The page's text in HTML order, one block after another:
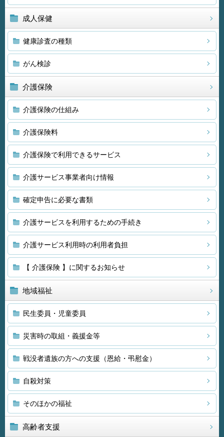
成人保健
健康診査の種類
がん検診
介護保険
介護保険の仕組み
介護保険料
介護保険で利用できるサービス
介護サービス事業者向け情報
確定申告に必要な書類
介護サービスを利用するための手続き
介護サービス利用時の利用者負担
【 介護保険 】に関するお知らせ
地域福祉
民生委員・児童委員
災害時の取組・義援金等
戦没者遺族の方への支援（恩給・弔慰金）
自殺対策
そのほかの福祉
高齢者支援